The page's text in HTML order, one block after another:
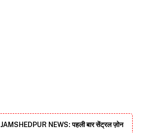
JAMSHEDPUR NEWS: पहली बार सेंट्रल ज़ोन